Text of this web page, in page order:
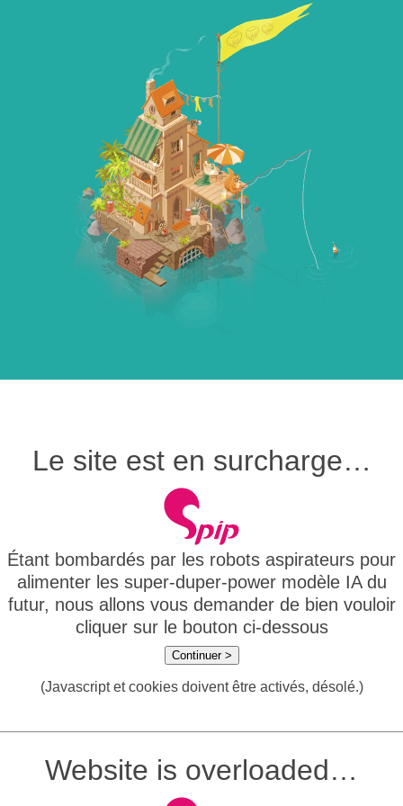
Le site est en surcharge…
Étant bombardés par les robots aspirateurs pour
alimenter les super-duper-power modèle IA du
futur, nous allons vous demander de bien vouloir
cliquer sur le bouton ci-dessous
Continuer >
(Javascript et cookies doivent être activés, désolé.)
Website is overloaded…